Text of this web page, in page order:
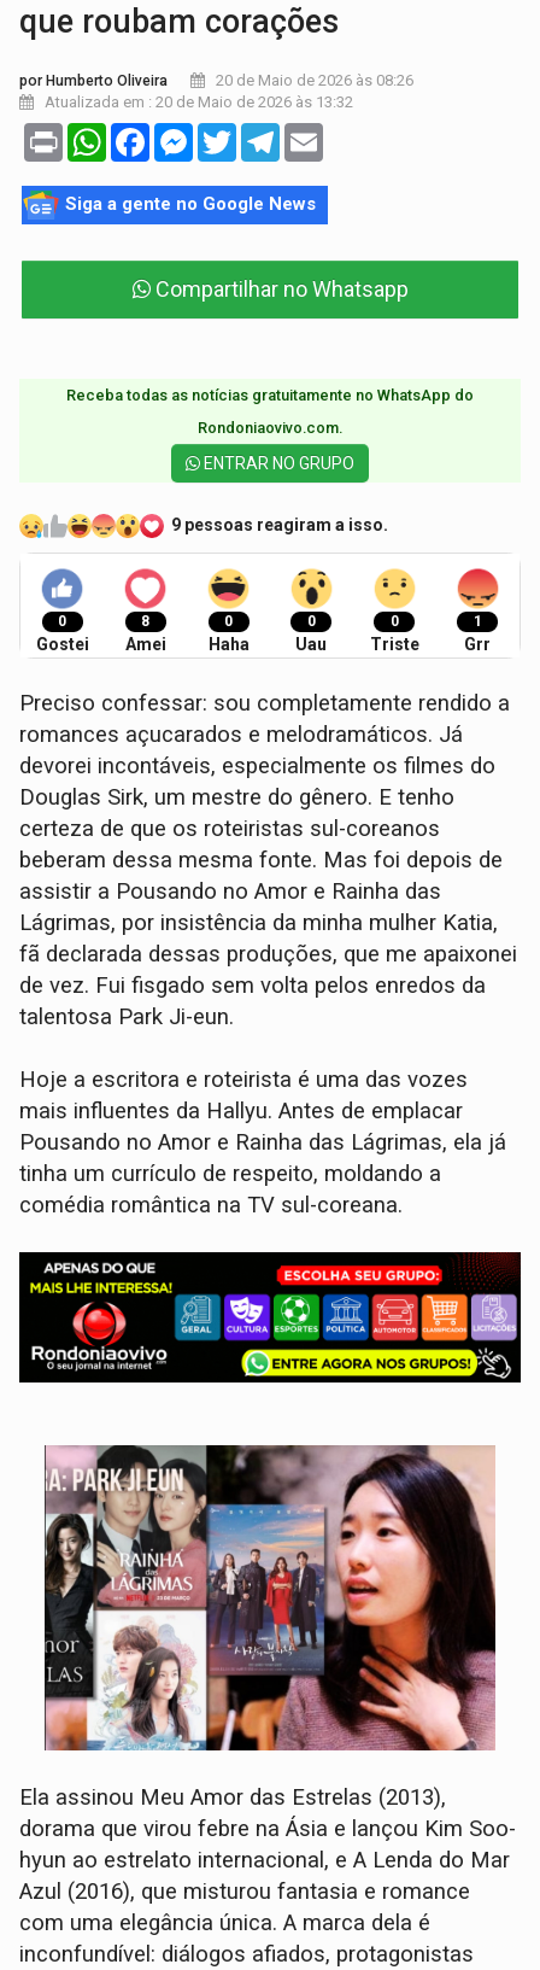
que roubam corações
por Humberto Oliveira
20 de Maio de 2026 às 08:26
Atualizada em : 20 de Maio de 2026 às 13:32
Print WhatsAppFacebookMessenger
TwitterTelegram
Siga a gente no Google News
Compartilhar no Whatsapp
Receba todas as notícias gratuitamente no WhatsApp do
Rondoniaovivo.com.​
ENTRAR NO GRUPO
9 pessoas reagiram a isso.
0
Gostei
8
Amei
0
Haha
0
Uau
0
Triste
1
Grr
Preciso confessar: sou completamente rendido a
romances açucarados e melodramáticos. Já
devorei incontáveis, especialmente os filmes do
Douglas Sirk, um mestre do gênero. E tenho
certeza de que os roteiristas sul-coreanos
beberam dessa mesma fonte. Mas foi depois de
assistir a Pousando no Amor e Rainha das
Lágrimas, por insistência da minha mulher Katia,
fã declarada dessas produções, que me apaixonei
de vez. Fui fisgado sem volta pelos enredos da
talentosa Park Ji-eun.
Hoje a escritora e roteirista é uma das vozes
mais influentes da Hallyu. Antes de emplacar
Pousando no Amor e Rainha das Lágrimas, ela já
tinha um currículo de respeito, moldando a
comédia romântica na TV sul-coreana.
Ela assinou Meu Amor das Estrelas (2013),
dorama que virou febre na Ásia e lançou Kim Soo-
hyun ao estrelato internacional, e A Lenda do Mar
Azul (2016), que misturou fantasia e romance
com uma elegância única. A marca dela é
inconfundível: diálogos afiados, protagonistas